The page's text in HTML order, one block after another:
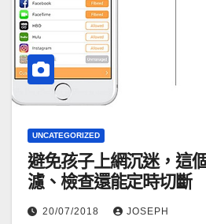
UNCATEGORIZED
避免孩子上網沉迷，這
濾、檢查還能定時切斷
20/07/2018 JOSEPH